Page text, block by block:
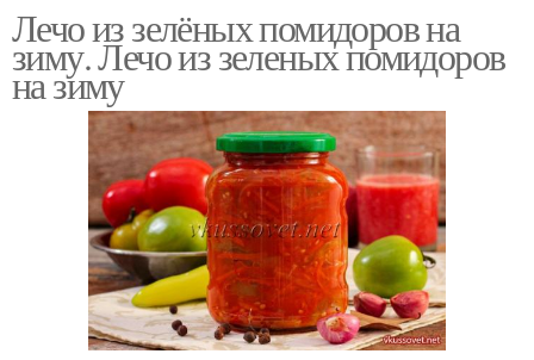
Лечо из зелёных помидоров на
зиму. Лечо из зеленых помидоров
на зиму